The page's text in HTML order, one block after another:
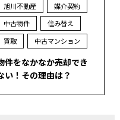
旭川不動産
媒介契約
中古物件
住み替え
買取
中古マンション
件をなかなか売却でき
い！その理由は？